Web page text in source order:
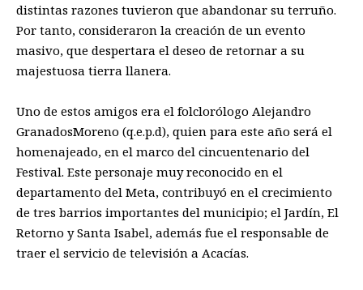
distintas razones tuvieron que abandonar su terruño.
Por tanto, consideraron la creación de un evento
masivo, que despertara el deseo de retornar a su
majestuosa tierra llanera.
Uno de estos amigos era el folclorólogo Alejandro
GranadosMoreno (q.e.p.d), quien para este año será el
homenajeado, en el marco del cincuentenario del
Festival. Este personaje muy reconocido en el
departamento del Meta, contribuyó en el crecimiento
de tres barrios importantes del municipio; el Jardín, El
Retorno y Santa Isabel, además fue el responsable de
traer el servicio de televisión a Acacías.